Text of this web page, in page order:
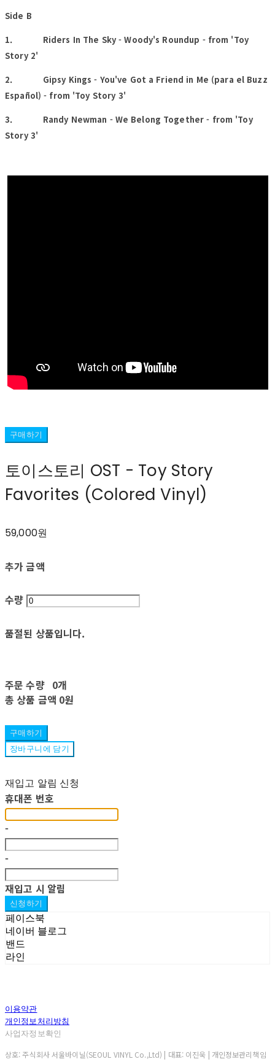
Side B
1. Riders In The Sky - Woody's Roundup - from 'Toy
Story 2'
2. Gipsy Kings - You've Got a Friend in Me (para el Buzz
Español) - from 'Toy Story 3'
3. Randy Newman - We Belong Together - from 'Toy
Story 3'
구매하기
토이스토리 OST - Toy Story
Favorites (Colored Vinyl)
59,000원
추가 금액
수량
품절된 상품입니다.
주문 수량 0개
총 상품 금액 0원
구매하기
장바구니에 담기
재입고 알림 신청
휴대폰 번호
-
-
재입고 시 알림
신청하기
페이스북
네이버 블로그
밴드
라인
이용약관
개인정보처리방침
사업자정보확인
상호: 주식회사 서울바이닐(SEOUL VINYL Co.,Ltd) | 대표: 이진욱 | 개인정보관리책임